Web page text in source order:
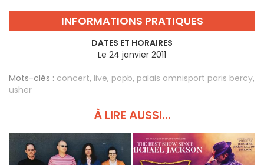
INFORMATIONS PRATIQUES
DATES ET HORAIRES
Le 24 janvier 2011
Mots-clés : concert, live, popb, palais omnisport paris bercy,
usher
À LIRE AUSSI...